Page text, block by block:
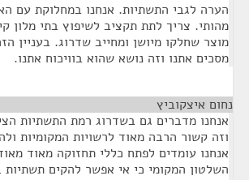
הערה לגבי התשתיות. אנחנו במחלוקת עם
מהותי. צריך לתת תקציב לשיפוץ בתי מלון
מוצר שחלקו מיושן ומחייב שדרוג. בעניין
מסכים אתנו וזה נושא שהוא בוויכוח אתנו.
נחום איצקוביץ
אנחנו מדברים גם בשדרוג רמת התשתיות
וזה קשור הרבה מאוד לרשויות המקומיות
אנחנו עומדים לפתח כללי תחזוקה מאוד
השלטון המקומי כי אי אפשר להקים תשתיות